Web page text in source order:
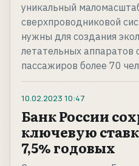
уникальный
сверхпроводниковой
нужны для создания
летательных аппаратов
пассажиров более 70
10.02.2023 10:47
Банк России
ключевую
7,5% годовых